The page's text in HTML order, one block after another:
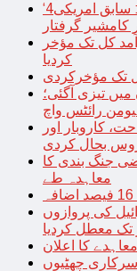
‘4ہزار فلسطینی بچوں کا قتل کافی نہیں’: سابق امریکی
کامشیر گرفتار
کل تک مؤخر
کردیا
تک مؤخرکردی
تیزی آگئی؛
رائٹس واچ
کاروبار اور
بحال کردی
4 روزہ عارضی جنگ بندی کا
معاہدہ طے
کی پروازوں
کا اعلان
نے سال 2024ء کیلئے سرکاری چھٹیوں